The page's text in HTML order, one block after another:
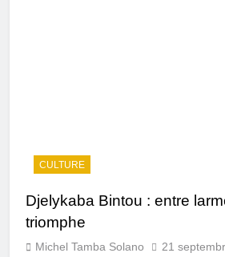
CULTURE
Djelykaba Bintou : entre
triomphe
Michel Tamba Solano 21